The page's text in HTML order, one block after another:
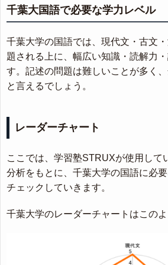
千葉大国語で必要な学力レベル
千葉大学の国語では、現代文・古文
題される上に、幅広い知識・読解力
す。記述の問題は難しいことが多く
と言えるでしょう。
レーダーチャート
ここでは、学習塾STRUXが使用して
分析をもとに、千葉大学の国語に必
チェックしていきます。
千葉大学のレーダーチャートはこのよ